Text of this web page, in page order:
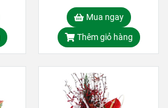
Mua ngay
Thêm giỏ hàng